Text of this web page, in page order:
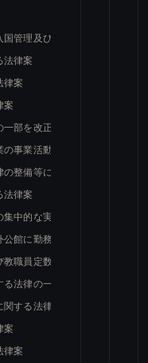
管理及び難民認定法第二条
法律案
律案
案
部を改正する法律案
事業活動の持続的な発展を図
整備等に関する法律案
法律案
中的な実施の財源に充てる
館に勤務する外務公務員の給
職員定数の標準に関する法律
法律の一部を改正する法律案
する法律等の一部を改正する法
案
律案